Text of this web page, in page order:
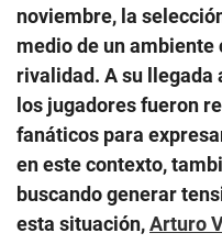
noviembre, la
medio de un ambiente
rivalidad. A su llegada
los jugadores fueron
fanáticos para
en este contexto,
buscando generar
esta situación,Arturo